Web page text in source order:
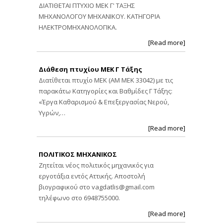
ΔΙΑΤΙΘΕΤΑΙ ΠΤΥΧΙΟ ΜΕΚ Γ' ΤΑΞΗΣ
ΜΗΧΑΝΟΛΟΓΟΥ ΜΗΧΑΝΙΚΟΥ. ΚΑΤΗΓΟΡΙΑ
ΗΛΕΚΤΡΟΜΗΧΑΝΟΛΟΓΙΚΑ.
[Read more]
Διάθεση πτυχίου ΜΕΚ Γ Τάξης
Διατίθεται πτυχίο ΜΕΚ (ΑΜ ΜΕΚ 33042) με τις
παρακάτω Κατηγορίες και Βαθμίδες Γ Τάξης:
«Έργα Καθαρισμού & Επεξεργασίας Νερού,
Υγρών,…
[Read more]
ΠΟΛΙΤΙΚΟΣ ΜΗΧΑΝΙΚΟΣ
Ζητείται νέος πολιτικός μηχανικός για
εργοτάξια εντός Αττικής. Αποστολή
βιογραφικού στο vagdatlis@gmail.com
τηλέφωνο στο 6948755000.
[Read more]